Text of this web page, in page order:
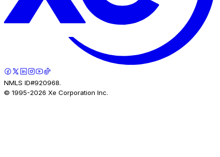
NMLS ID#920968.
© 1995-2026 Xe Corporation Inc.